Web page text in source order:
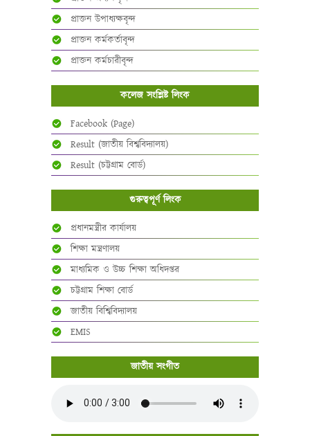
প্রাক্তন উপাধ্যক্ষবৃন্দ
প্রাক্তন কর্মকর্তাবৃন্দ
প্রাক্তন কর্মচারীবৃন্দ
কলেজ সংশ্লিষ্ট লিংক
Facebook (Page)
Result (জাতীয় বিশ্ববিদ্যালয়)
Result (চট্টগ্রাম বোর্ড)
গুরুত্বপূর্ণ লিংক
প্রধানমন্ত্রীর কার্যালয়
শিক্ষা মন্ত্রণালয়
মাধ্যমিক ও উচ্চ শিক্ষা অধিদপ্তর
চট্টগ্রাম শিক্ষা বোর্ড
জাতীয় বিশ্বিবিদ্যালয়
EMIS
জাতীয় সংগীত